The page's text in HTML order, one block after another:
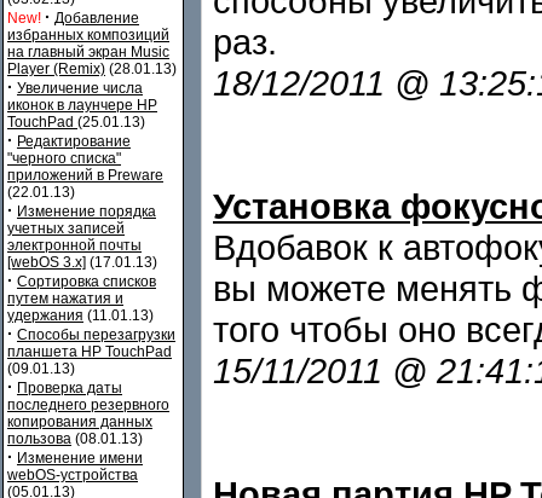
New! · Добавление
избранных композиций
на главный экран Music
Player (Remix) (28.01.13)
· Увеличение числа
иконок в лаунчере HP
TouchPad (25.01.13)
· Редактирование
"черного списка"
приложений в Preware
(22.01.13)
· Изменение порядка
учетных записей
электронной почты
[webOS 3.x] (17.01.13)
· Сортировка списков
путем нажатия и
удержания (11.01.13)
· Способы перезагрузки
планшета HP TouchPad
(09.01.13)
· Проверка даты
последнего резервного
копирования данных
пользова (08.01.13)
· Изменение имени
webOS-устройства
(05.01.13)
раз.
18/12/2011 @
Установка
Вдобавок к
вы можете менять
того чтобы оно
15/11/2011 @